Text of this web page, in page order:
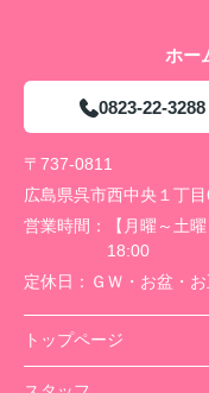
ホー
0823-22-3288
〒737-0811
広島県呉市西中央１丁
営業時間：
【月曜～土
18:00
定休日： ＧＷ・お盆・お
トップページ